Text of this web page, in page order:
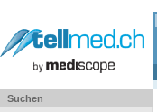
Suchen